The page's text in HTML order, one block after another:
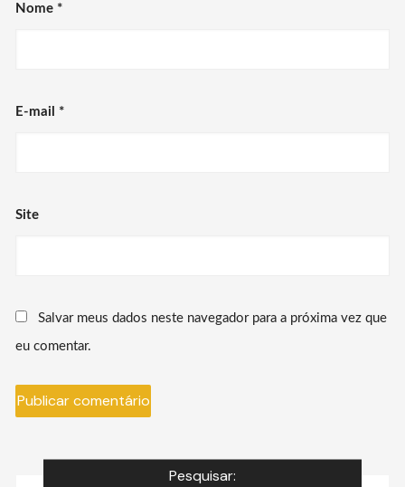
Nome *
E-mail *
Site
Salvar meus dados neste navegador para a próxima vez que
eu comentar.
Pesquisar: